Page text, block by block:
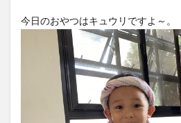
今日のおやつはキュウリですよ～。